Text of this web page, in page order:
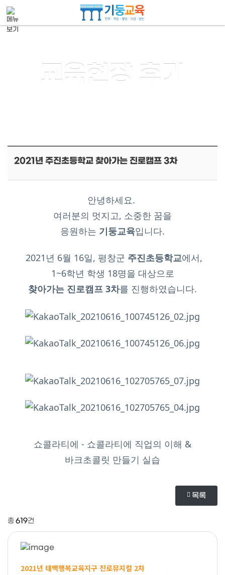
메뉴 건너뛰기
교육현장 후기
2021년 주진초등학교 찾아가는 진로캠프 3차
안녕하세요.
여러분의 멋지고, 소중한 꿈을
응원하는 기둥교육입니다.
2021년 6월 16일, 평창군 주진초등학교에서,
1~6학년 학생 18명을 대상으로
찾아가는 진로캠프 3차를 진행하였습니다.
쇼콜라티에 - 쇼콜라티에 직업의 이해 &
바크초콜릿 만들기 실습
목록
총619건
2021년 태백행복교육지구 진로뮤지컬 2차